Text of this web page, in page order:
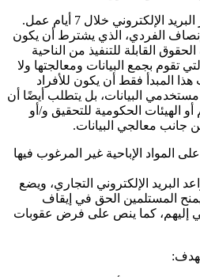
خلال 7 أيام عمل.
الفردي، الذي يشترط أن يكون
القابلة للتنفيذ من الناحية
تقوم بجمع البيانات ومعالجتها ولا
هذا المبدأ فقط أن يكون للأفراد
البيانات، بل يتطلب أيضًا أن
أو الهيئات الحكومية للتحقيق و/أو
جانب معالجي البيانات.
المواد الإباحية غير المرغوب فيها
البريد الإلكتروني التجاري، ويضع
المستلمين الحق في إيقاف
إليهم، كما ينص على فرض عقوبات